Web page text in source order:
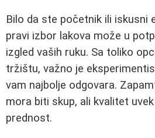
Bilo da ste početnik ili iskusni
pravi izbor lakova može u
izgled vaših ruku. Sa toliko
tržištu, važno je
vam najbolje odgovara.
mora biti skup, ali kvalitet
prednost.